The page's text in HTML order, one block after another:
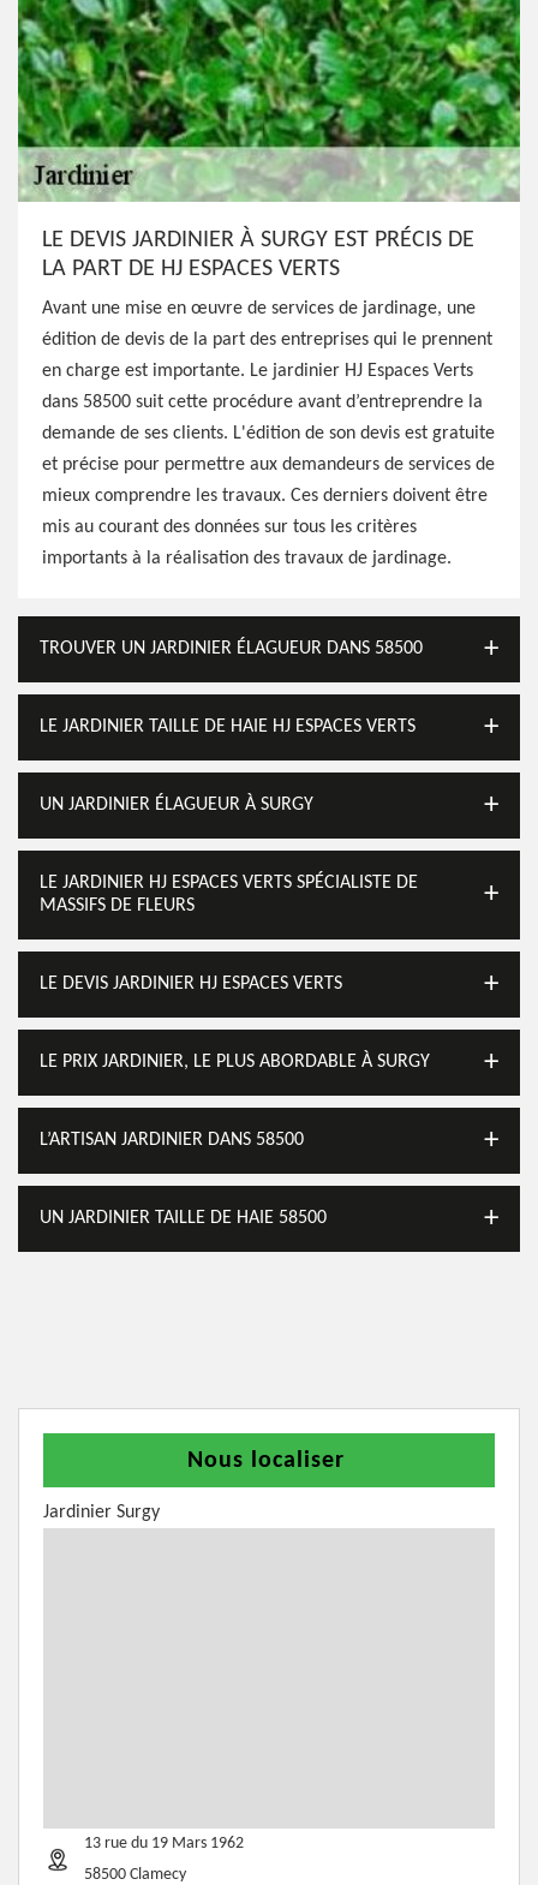
LE DEVIS JARDINIER À SURGY EST PRÉCIS DE
LA PART DE HJ ESPACES VERTS
Avant une mise en œuvre de services de jardinage, une
édition de devis de la part des entreprises qui le prennent
en charge est importante. Le jardinier HJ Espaces Verts
dans 58500 suit cette procédure avant d’entreprendre la
demande de ses clients. L'édition de son devis est gratuite
et précise pour permettre aux demandeurs de services de
mieux comprendre les travaux. Ces derniers doivent être
mis au courant des données sur tous les critères
importants à la réalisation des travaux de jardinage.
TROUVER UN JARDINIER ÉLAGUEUR DANS 58500
LE JARDINIER TAILLE DE HAIE HJ ESPACES VERTS
UN JARDINIER ÉLAGUEUR À SURGY
LE JARDINIER HJ ESPACES VERTS SPÉCIALISTE DE
MASSIFS DE FLEURS
LE DEVIS JARDINIER HJ ESPACES VERTS
LE PRIX JARDINIER, LE PLUS ABORDABLE À SURGY
L’ARTISAN JARDINIER DANS 58500
UN JARDINIER TAILLE DE HAIE 58500
Nous localiser
Jardinier Surgy
13 rue du 19 Mars 1962
58500 Clamecy